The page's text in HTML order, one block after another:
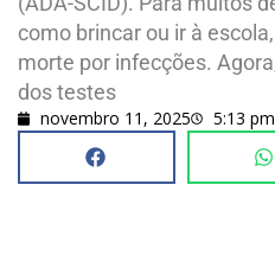
como brincar ou ir à
morte por infecções.
dos testes
novembro 11, 2025 5:13 pm